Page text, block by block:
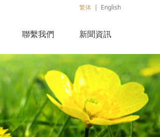
繁体 | English
聯繫我們 新聞資訊